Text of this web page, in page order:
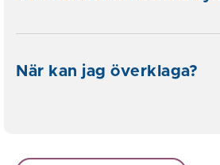
När kan jag överklaga?